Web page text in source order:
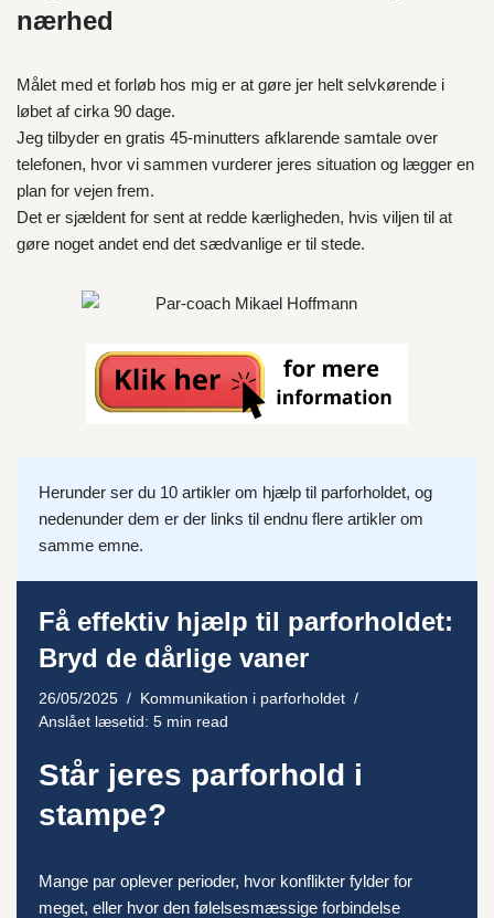
nærhed
Målet med et forløb hos mig er at gøre jer helt selvkørende i
løbet af cirka 90 dage.
Jeg tilbyder en gratis 45-minutters afklarende samtale over
telefonen, hvor vi sammen vurderer jeres situation og lægger en
plan for vejen frem.
Det er sjældent for sent at redde kærligheden, hvis viljen til at
gøre noget andet end det sædvanlige er til stede.
Herunder ser du 10 artikler om hjælp til parforholdet, og
nedenunder dem er der links til endnu flere artikler om
samme emne.
Få effektiv hjælp til parforholdet:
Bryd de dårlige vaner
26/05/2025
Kommunikation i parforholdet
Anslået læsetid: 5 min read
Står jeres parforhold i
stampe?
Mange par oplever perioder, hvor konflikter fylder for
meget, eller hvor den følelsesmæssige forbindelse